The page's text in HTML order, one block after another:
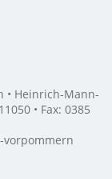
• Heinrich-Mann-
• Fax: 0385
vorpommern